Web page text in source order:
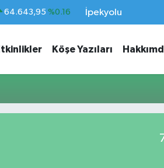
64.643,95 %0.16
55,0406 %-0.08
64,2143 %0
İpekyolu
Köşe Yazıları